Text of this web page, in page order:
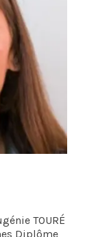
TOURÉ
Diplôme